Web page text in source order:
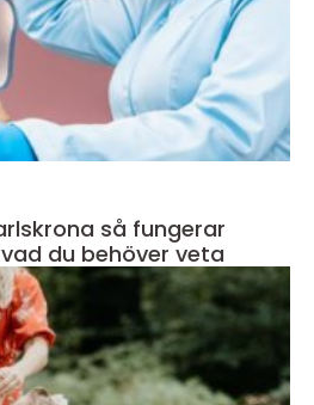
så fungerar
du behöver veta